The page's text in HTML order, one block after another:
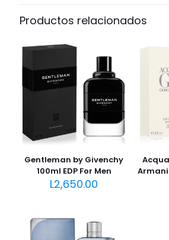
Productos relacionados
Gentleman by Givenchy
100ml EDP For Men
L2,650.00
Armani